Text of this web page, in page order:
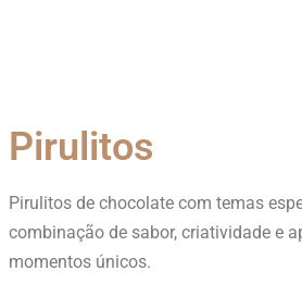
Pirulitos
Pirulitos de chocolate com temas
combinação de sabor, criatividade e
momentos únicos.